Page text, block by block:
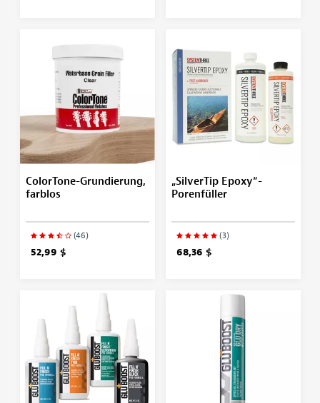
ColorTone-Grundierung,
farblos
(46)
52,99 $
„SilverTip Epoxy“-
Porenfüller
(3)
68,36 $